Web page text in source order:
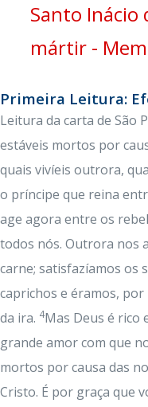
Santo Inácio
mártir -
Primeira Leitura:
Leitura da carta de São
estáveis mortos por
quais vivíeis outrora,
o príncipe que reina
age agora entre os
todos nós. Outrora nos
carne; satisfazíamos os
caprichos e éramos,
da ira. 4Mas Deus é rico
grande amor com que
mortos por causa das
Cristo. É por graça que